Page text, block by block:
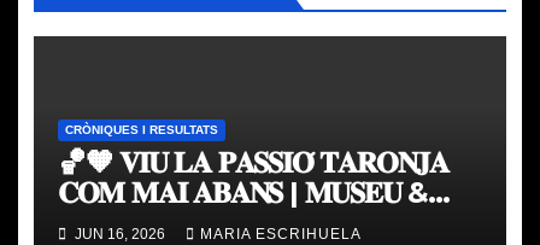
CRÒNIQUES I RESULTATS
🏀🧡 𝐕𝐈𝐔 𝐋𝐀 𝐏𝐀𝐒𝐒𝐈𝐎́ 𝐓𝐀𝐑𝐎𝐍𝐉𝐀
𝐂𝐎𝐌 𝐌𝐀𝐈 𝐀𝐁𝐀𝐍𝐒 | 𝐌𝐔𝐒𝐄𝐔 &
𝐓𝐎𝐔𝐑 𝐕𝐀𝐋𝐄𝐍𝐂𝐈𝐀 𝐁𝐀𝐒𝐊𝐄𝐓
JUN 16, 2026 MARIA ESCRIHUELA